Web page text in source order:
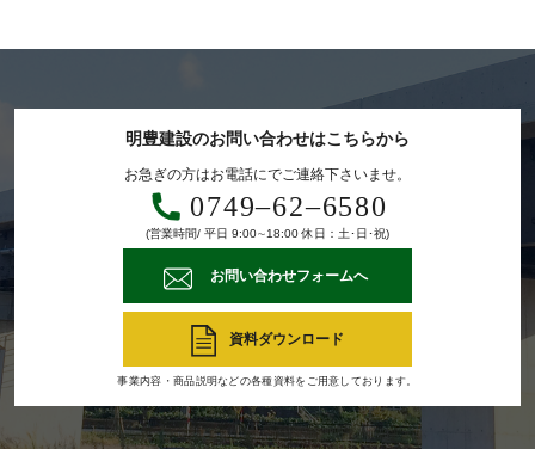
明豊建設のお問い合わせはこちらから
お急ぎの方はお電話にでご連絡下さいませ。
0749‒62‒6580
(営業時間/ 平日 9:00∼18:00 休日：土･日･祝)
お問い合わせフォームへ
資料ダウンロード
事業内容・商品説明などの各種資料をご用意しております。